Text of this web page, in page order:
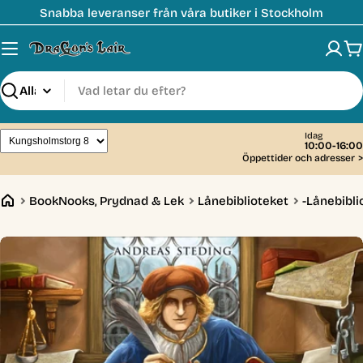
till
innehåll
Snabba leveranser från våra butiker i Stockholm
Sök
Idag
10:00-16:00
Öppettider och adresser >
BookNooks, Prydnad & Lek Lånebiblioteket -